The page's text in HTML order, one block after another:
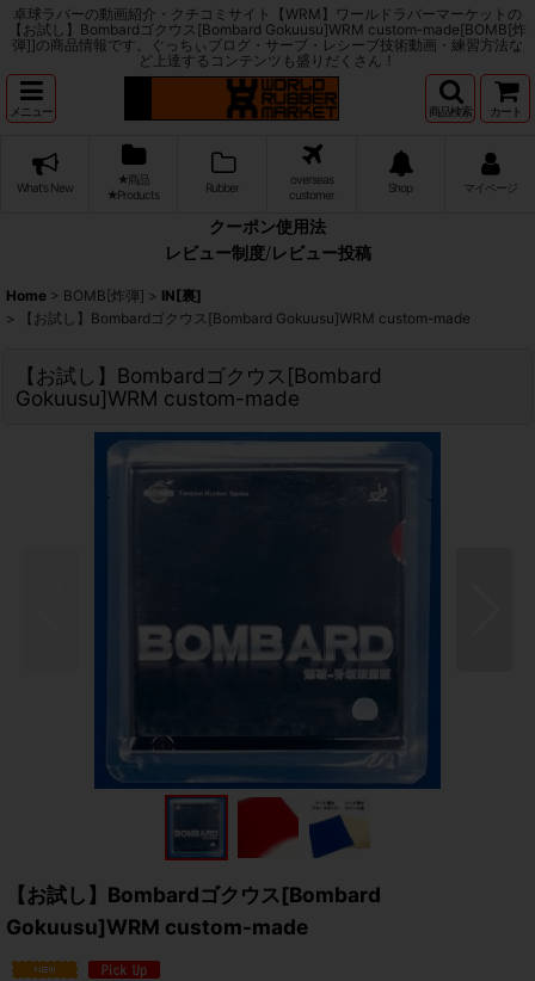
卓球ラバーの動画紹介・クチコミサイト【WRM】ワールドラバーマーケットの
【お試し】Bombardゴクウス[Bombard Gokuusu]WRM custom-made[BOMB[炸
弾]]の商品情報です。ぐっちぃブログ・サーブ・レシーブ技術動画・練習方法な
ど上達するコンテンツも盛りだくさん！
メニュー 商品検索 カート
What's New
★商品
★Products
Rubber
overseas
customer
Shop マイページ
クーポン使用法
レビュー制度/レビュー投稿
Home > BOMB[炸弾] > IN[裏]
>
【お試し】Bombardゴクウス[Bombard Gokuusu]WRM custom-made
【お試し】Bombardゴクウス[Bombard
Gokuusu]WRM custom-made
【お試し】Bombardゴクウス[Bombard
Gokuusu]WRM custom-made